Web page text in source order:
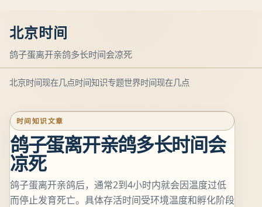
北京时间
鸽子蛋离开亲鸽多长时间会凉死
北京时间现在几点时间知识专题世界时间现在几点
时间知识文章
鸽子蛋离开亲鸽多长时间会
凉死
鸽子蛋离开亲鸽后，通常2到4小时内就会因温度过低
而停止发育死亡。具体存活时间受环境温度和孵化阶段